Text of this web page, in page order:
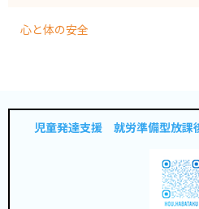
心と体の安全
児童発達支援 就労準備型放課